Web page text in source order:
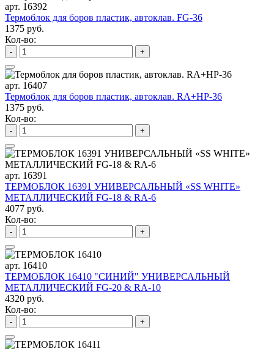
арт. 16392
Термоблок для боров пластик, автоклав. FG-36
1375 руб.
Кол-во:
- +
арт. 16407
Термоблок для боров пластик, автоклав. RA+HP-36
1375 руб.
Кол-во:
- +
арт. 16391
ТЕРМОБЛОК 16391 УНИВЕРСАЛЬНЫЙ «SS WHITE»
МЕТАЛЛИЧЕСКИЙ FG-18 & RA-6
4077 руб.
Кол-во:
- +
арт. 16410
ТЕРМОБЛОК 16410 "СИНИЙ" УНИВЕРСАЛЬНЫЙ
МЕТАЛЛИЧЕСКИЙ FG-20 & RA-10
4320 руб.
Кол-во:
- +